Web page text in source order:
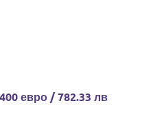
евро / 782.33 лв